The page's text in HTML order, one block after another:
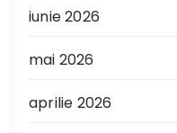
iunie 2026
mai 2026
aprilie 2026